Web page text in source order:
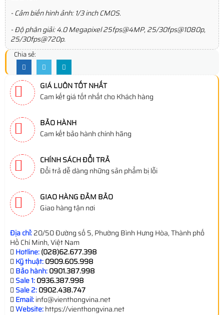
- Cảm biến hình ảnh: 1/3 inch CMOS.
- Độ phân giải: 4.0 Megapixel 25fps@4MP, 25/30fps@1080p,
25/30fps@720p.
Chia sẻ:
GIÁ LUÔN TỐT NHẤT
Cam kết giá tốt nhất cho Khách hàng
BẢO HÀNH
Cam kết bảo hành chính hãng
CHÍNH SÁCH ĐỔI TRẢ
Đổi trả dễ dàng những sản phẩm bị lỗi
GIAO HÀNG ĐẢM BẢO
Giao hàng tận nơi
Địa chỉ:20/50 Đường số 5, Phường Bình Hưng Hòa, Thành phố
Hồ Chí Minh, Việt Nam
Hotline:(028)62.677.398
Kỹ thuật:0909.605.998
Bảo hành:0901.387.998
Sale 1:0936.387.998
Sale 2:0902.438.747
Email:info@vienthongvina.net
Website:https://vienthongvina.net